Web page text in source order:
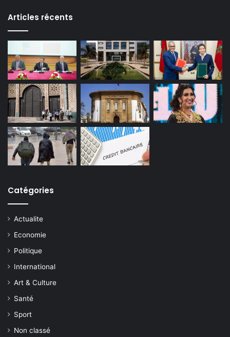
Articles récents
Catégories
Actualite
Economie
Politique
International
Art & Culture
Santé
Sport
Non classé